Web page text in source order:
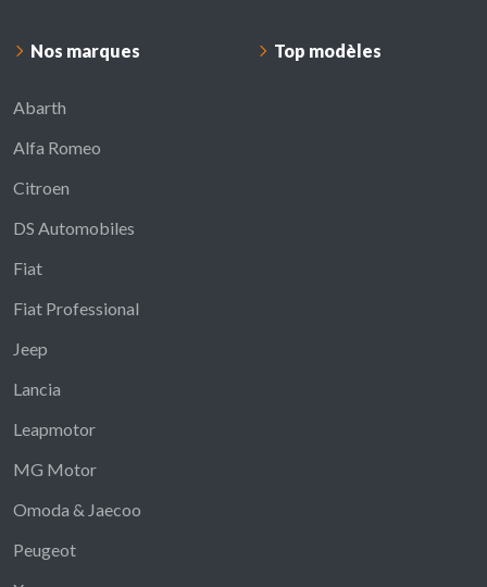
Nos marques
Abarth
Alfa Romeo
Citroen
DS Automobiles
Fiat
Fiat Professional
Jeep
Lancia
Leapmotor
MG Motor
Omoda & Jaecoo
Peugeot
Top modèles